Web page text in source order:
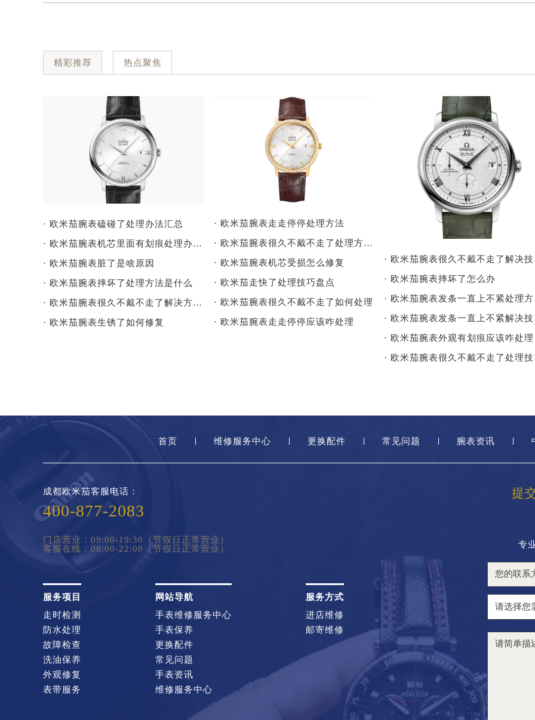
精彩推荐 热点聚焦
· 欧米茄腕表磕碰了处理办法汇总
· 欧米茄腕表机芯里面有划痕处理办法详解
· 欧米茄腕表脏了是啥原因
· 欧米茄腕表摔坏了处理方法是什么
· 欧米茄腕表很久不戴不走了解决方法是什么
· 欧米茄腕表生锈了如何修复
· 欧米茄腕表走走停停处理方法
· 欧米茄腕表很久不戴不走了处理方法详解
· 欧米茄腕表机芯受损怎么修复
· 欧米茄走快了处理技巧盘点
· 欧米茄腕表很久不戴不走了如何处理
· 欧米茄腕表走走停停应该咋处理
·
· 欧米茄腕表摔坏了怎么办
·
·
· 欧米茄腕表外观有划痕应该咋处理
·
首页 维修服务中心 更换配件 常见问题 腕表资讯
提
专
成都欧米茄客服电话：
400-877-2083
门店营业：09:00-19:30（节假日正常营业）
客服在线：08:00-22:00（节假日正常营业）
服务项目
走时检测
防水处理
故障检查
洗油保养
外观修复
表带服务
网站导航
手表维修服务中心
手表保养
更换配件
常见问题
手表资讯
维修服务中心
服务方式
进店维修
邮寄维修